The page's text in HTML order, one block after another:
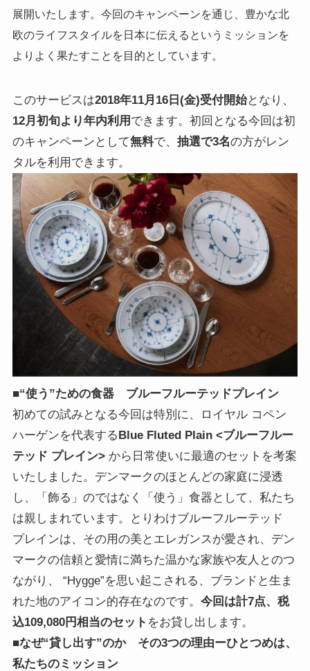
展開いたします。今回のキャンペーンを通じ、豊かな北
欧のライフスタイルを日本に伝えるというミッションを
よりよく果たすことを目的としています。
このサービスは2018年11月16日(金)受付開始となり、
12月初旬より年内利用 できます。初回となる今回は初
のキャンペーンとして無料で、 抽選で3名の方がレン
タルを利用できます。
■“使う”ための食器 ブルーフルーテッドプレイン
初めての試みとなる今回は特別に、ロイヤル コペン
ハーゲンを代表するBlue Fluted Plain <ブルーフルー
テッド プレイン> から日常使いに最適のセットを考案
いたしました。デンマークのほとんどの家庭に浸透
し、「飾る」のではなく「使う」食器として、私たち
は親しまれています。とりわけブルーフルーテッド
プレインは、その用の美とエレガンスが愛され、デン
マークの信頼と愛情に満ちた温かな家族や友人とのつ
ながり、 “Hygge”を思い起こされる、ブランドと生ま
れた地のアイコン的存在なのです。 今回は計7点、税
込109,080円相当のセット をお貸し出します。
■なぜ“貸し出す”のか その3つの理由ーひとつめは、
私たちのミッション